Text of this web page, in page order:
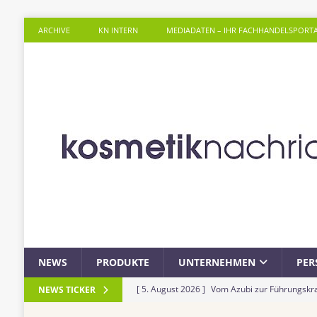
ARCHIVE KN INTERN MEDIADATEN – IHR
NEWS PRODUKTE UNTERNEHMEN
NEWS TICKER [ 5. August 2026 ] Vom Azubi zur